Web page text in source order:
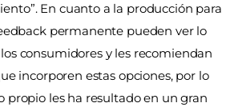
En cuanto a la producción para
permanente pueden ver lo
consumidores y les recomiendan
incorporen estas opciones, por lo
propio les ha resultado en un gran